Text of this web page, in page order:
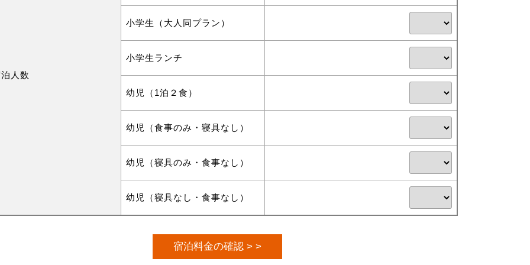
人数
小学生（大人同プラン）
小学生ランチ
幼児（1泊２食）
幼児（食事のみ・寝具なし）
幼児（寝具のみ・食事なし）
幼児（寝具なし・食事なし）
宿泊料金の確認 > >